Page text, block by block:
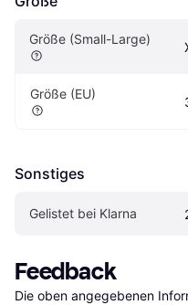
Größe (Small-Large)
Größe (EU)
Sonstiges
Gelistet bei Klarna
Feedback
Die oben angegebenen